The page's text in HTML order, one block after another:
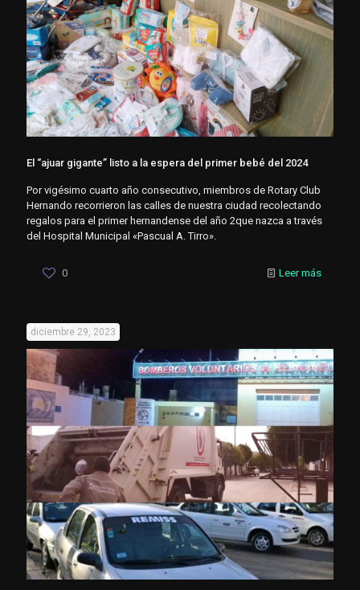
El “ajuar gigante” listo a la espera del primer bebé del 2024
Por vigésimo cuarto año consecutivo, miembros de Rotary Club
Hernando recorrieron las calles de nuestra ciudad recolectando
regalos para el primer hernandense del año 2que nazca a través
del Hospital Municipal «Pascual A. Tirro».
0 Leer más
diciembre 29, 2023